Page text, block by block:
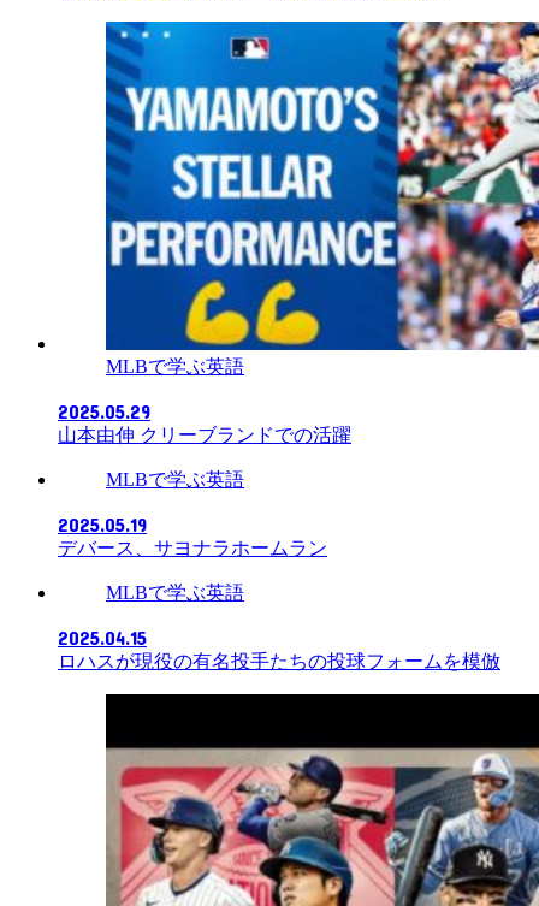
MLBで学ぶ英語
2025.05.29
山本由伸 クリーブランドでの活躍
MLBで学ぶ英語
2025.05.19
デバース、サヨナラホームラン
MLBで学ぶ英語
2025.04.15
ロハスが現役の有名投手たちの投球フォームを模倣